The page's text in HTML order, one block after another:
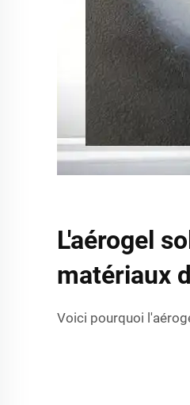
L'aérogel
matériaux
Voici pourquoi